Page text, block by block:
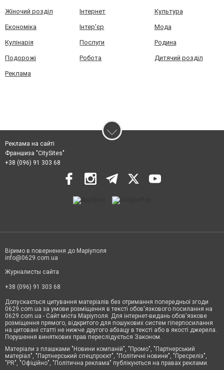
Жіночий розділ Інтернет Культура
Економіка Інтер'єр Мода
Кулінарія Послуги Родина
Подорожі Робота Дитячий розділ
Реклама
Реклама на сайті
Франшиза "CitySites"
+38 (096) 91 303 68
Віримо в повернення до Маріуполя
info@0629.com.ua
Журналисты сайта
+38 (096) 91 303 68
Допускається цитування матеріалів без отримання попередньої згоди
0629.com.ua за умови розміщення в тексті обов'язкового посилання на
0629.com.ua - Сайт міста Маріуполя. Для інтернет-видань обов'язкове
розміщення прямого, відкритого для пошукових систем гіперпосилання
на цитовані статті не нижче другого абзацу в тексті або в якості джерела.
Порушення виняткових прав переслідується Законом.
Матеріали з плашками "Новини компаній", "Промо", "Партнерський
матеріал", "Партнерський спецпроєкт", "Політичні новини", "Пресреліз",
"PR", "Офіційно", "Політична реклама" публікуються на правах реклами.